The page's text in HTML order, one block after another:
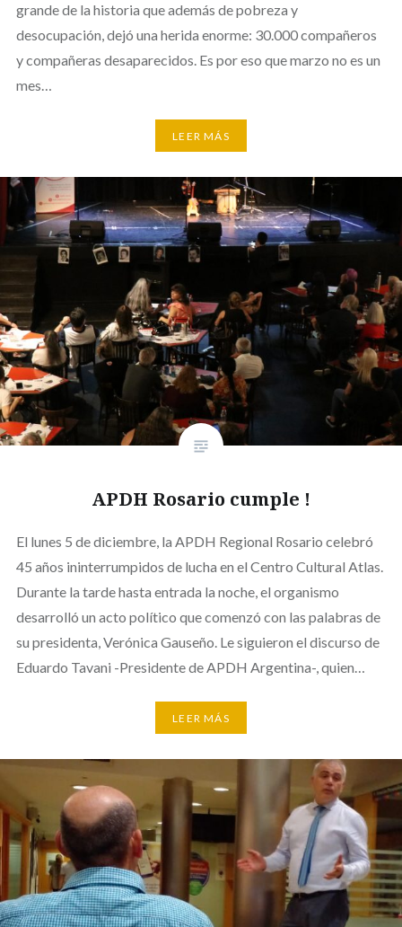
grande de la historia que además de pobreza y
desocupación, dejó una herida enorme: 30.000 compañeros
y compañeras desaparecidos. Es por eso que marzo no es un
mes…
LEER MÁS
APDH Rosario cumple !
El lunes 5 de diciembre, la APDH Regional Rosario celebró
45 años ininterrumpidos de lucha en el Centro Cultural Atlas.
Durante la tarde hasta entrada la noche, el organismo
desarrolló un acto político que comenzó con las palabras de
su presidenta, Verónica Gauseño. Le siguieron el discurso de
Eduardo Tavani -Presidente de APDH Argentina-, quien…
LEER MÁS